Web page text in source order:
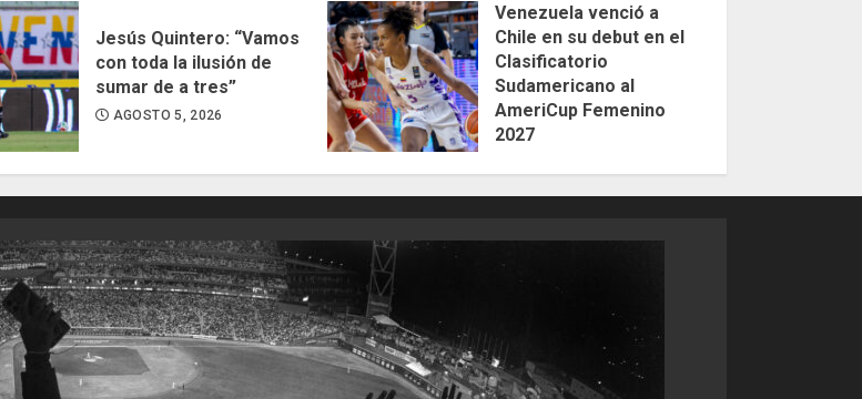
Jesús Quintero: “Vamos
con toda la ilusión de
sumar de a tres”
AGOSTO 5, 2026
Venezuela venció a
Chile en su debut en el
Clasificatorio
Sudamericano al
AmeriCup Femenino
2027